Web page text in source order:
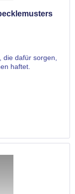
die dafür sorgen,
haftet.